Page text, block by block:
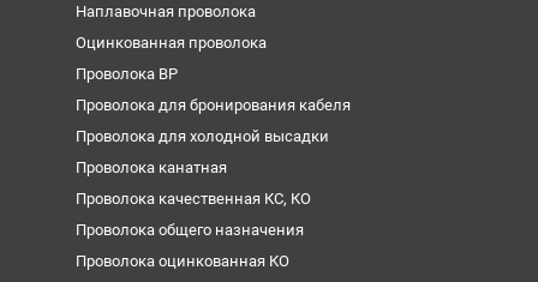
Наплавочная проволока
Оцинкованная проволока
Проволока ВР
Проволока для бронирования кабеля
Проволока для холодной высадки
Проволока канатная
Проволока качественная КС, КО
Проволока общего назначения
Проволока оцинкованная КО